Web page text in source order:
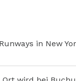
in New